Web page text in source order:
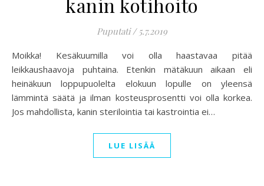
Puputati / 5.7.2019
Moikka! Kesäkuumilla voi olla haastavaa pitää
leikkaushaavoja puhtaina. Etenkin mätäkuun aikaan eli
heinäkuun loppupuolelta elokuun lopulle on yleensä
lämmintä säätä ja ilman kosteusprosentti voi olla korkea.
Jos mahdollista, kanin sterilointia tai kastrointia ei…
LUE LISÄÄ